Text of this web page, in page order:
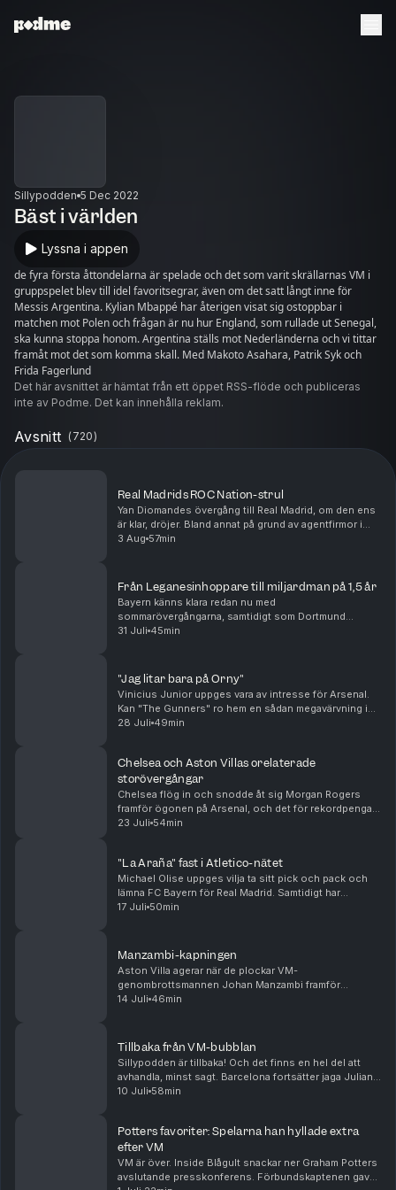
Sillypodden 5 Dec 2022
Bäst i världen
Lyssna i appen
de fyra första åttondelarna är spelade och det som varit skrällarnas VM i
gruppspelet blev till idel favoritsegrar, även om det satt långt inne för
Messis Argentina. Kylian Mbappé har återigen visat sig ostoppbar i
matchen mot Polen och frågan är nu hur England, som rullade ut Senegal,
ska kunna stoppa honom. Argentina ställs mot Nederländerna och vi tittar
framåt mot det som komma skall. Med Makoto Asahara, Patrik Syk och
Frida Fagerlund
Det här avsnittet är hämtat från ett öppet RSS-flöde och publiceras
inte av Podme. Det kan innehålla reklam.
Avsnitt (720)
Real Madrids ROC Nation-strul
Yan Diomandes övergång till Real Madrid, om den ens
är klar, dröjer. Bland annat på grund av agentfirmor i
osämja. Men oavsett om "Maxidel Management" har
3 Aug 57min
Från Leganesinhoppare till miljardman på 1,5 år
Bayern känns klara redan nu med
sommarövergångarna, samtidigt som Dortmund
fortsätter jaga. Real Madrid plockar in Carlos Espi och
31 Juli 45min
"Jag litar bara på Orny"
Vinicius Junior uppges vara av intresse för Arsenal.
Kan "The Gunners" ro hem en sådan megavärvning i
sommar? Samtidigt verkar Real Madrid vara på väg att
28 Juli 49min
Chelsea och Aston Villas orelaterade
storövergångar
Chelsea flög in och snodde åt sig Morgan Rogers
framför ögonen på Arsenal, och det för rekordpengar.
Samtidigt verkar Alejandro Garnacho flytta i motsatt
23 Juli 54min
"La Araña" fast i Atletico-nätet
Michael Olise uppges vilja ta sitt pick och pack och
lämna FC Bayern för Real Madrid. Samtidigt har
Atlético Madrid satt hårt mot hårt i Julian Alvarez
17 Juli 50min
Manzambi-kapningen
Aston Villa agerar när de plockar VM-
genombrottsmannen Johan Manzambi framför
ögonen på Newcastle, som ser ut att gå mot en
14 Juli 46min
Tillbaka från VM-bubblan
Sillypodden är tillbaka! Och det finns en hel del att
avhandla, minst sagt. Barcelona fortsätter jaga Julian
Alvarez, Real Madrid har värvat allt möjligt
10 Juli 58min
Potters favoriter: Spelarna han hyllade extra
efter VM
VM är över. Inside Blågult snackar ner Graham Potters
avslutande presskonferens. Förbundskaptenen gav